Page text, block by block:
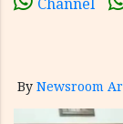
Channel
By Newsroom